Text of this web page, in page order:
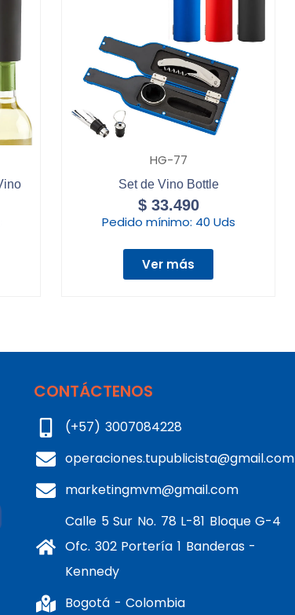
HG-77
Set de Vino Bottle
$33.490
Pedido mínimo: 40 Uds
Ver más
CONTÁCTENOS
(+57) 3007084228
operaciones.tupublicista@gmail.com
marketingmvm@gmail.com
Calle 5 Sur No. 78 L-81 Bloque G-4
Ofc. 302 Portería 1 Banderas -
Kennedy
Bogotá - Colombia